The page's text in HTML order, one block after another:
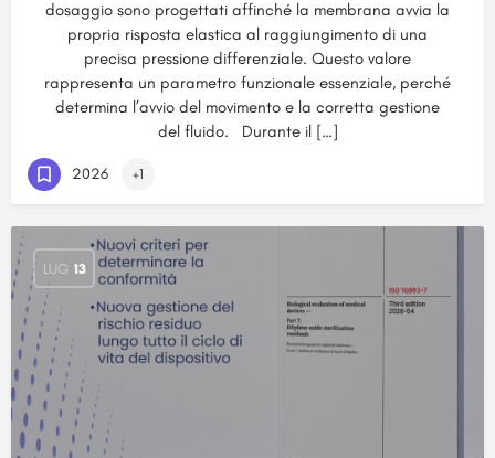
dosaggio sono progettati affinché la membrana avvia la
propria risposta elastica al raggiungimento di una
precisa pressione differenziale. Questo valore
rappresenta un parametro funzionale essenziale, perché
determina l’avvio del movimento e la corretta gestione
del fluido. Durante il […]
2026 +1
LUG 13